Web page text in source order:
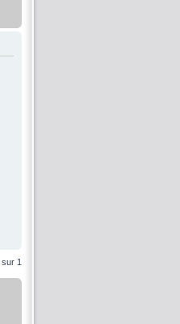
sur 1